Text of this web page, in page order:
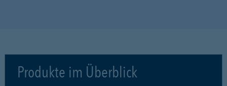
Produkte im Überblick